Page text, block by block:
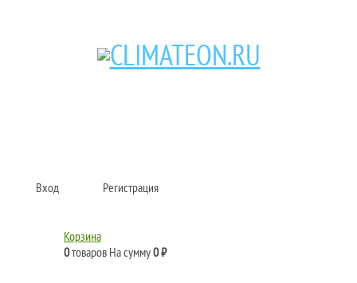
Кондиционеры и сплит-системы, газовые котлы, тепловые завесы, водяные
Вход Регистрация
Корзина
0товаров На сумму0 ₽